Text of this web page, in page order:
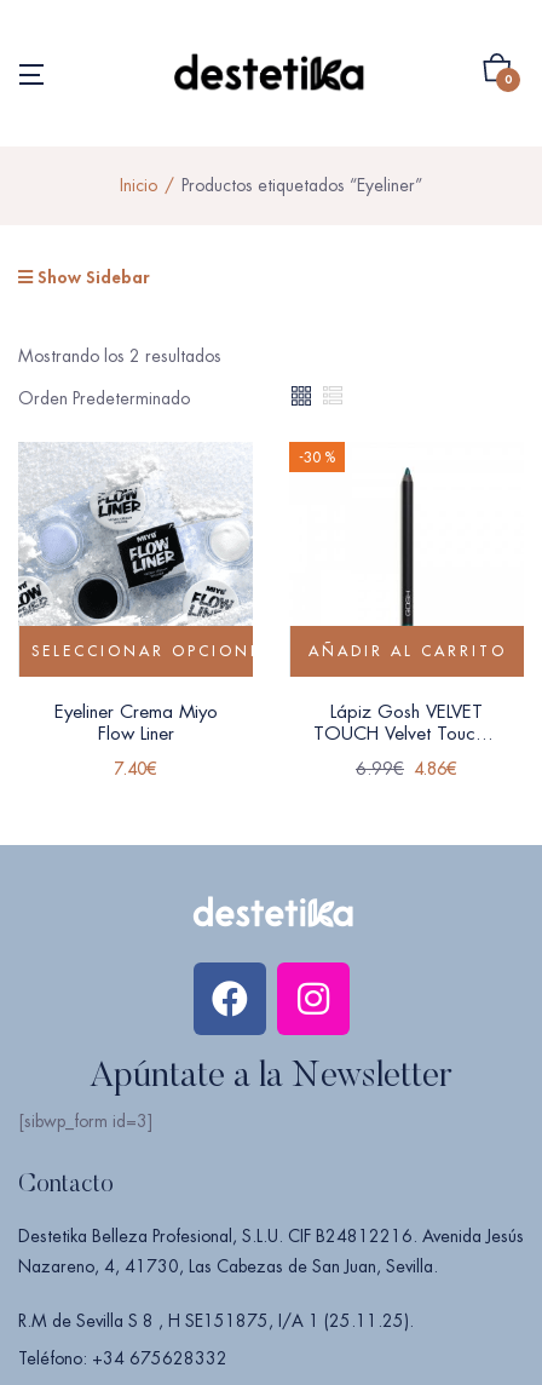
0
Inicio Productos etiquetados “Eyeliner”
Show Sidebar
Mostrando los 2 resultados
SELECCIONAR OPCIONES
Eyeliner Crema Miyo
Flow Liner
7.40€
-30 %
AÑADIR AL CARRITO
Lápiz Gosh VELVET
TOUCH Velvet Touch –
6.99€ 4.86€
Apúntate a la Newsletter
[sibwp_form id=3]
Contacto
Destetika Belleza Profesional, S.L.U. CIF B24812216. Avenida Jesús
Nazareno, 4, 41730, Las Cabezas de San Juan, Sevilla.
R.M de Sevilla S 8 , H SE151875, I/A 1 (25.11.25).
Teléfono: +34 675628332